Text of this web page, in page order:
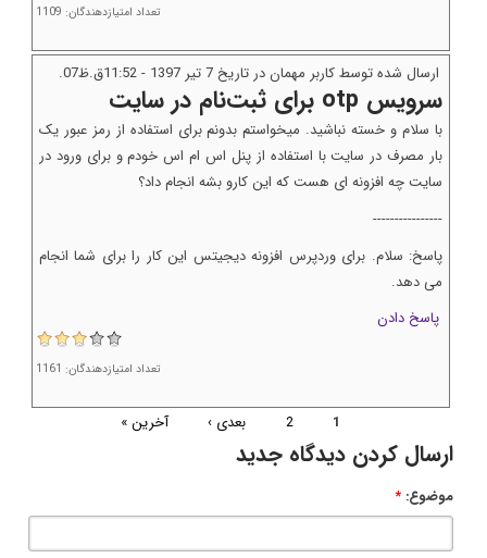
تعداد امتیازدهندگان: 1109
ارسال شده توسط کاربر مهمان در تاریخ 7 تير 1397 - 11:52ق.ظ07.
سرویس otp برای ثبت‌نام در سایت
با سلام و خسته نباشید. میخواستم بدونم برای استفاده از رمز عبور یک
بار مصرف در سایت با استفاده از پنل اس ام اس خودم و برای ورود در
سایت چه افزونه ای هست که این کارو بشه انجام داد؟
----------------
پاسخ: سلام. برای وردپرس افزونه دیجیتس این کار را برای شما انجام
می دهد.
پاسخ دادن
تعداد امتیازدهندگان: 1161
1
2 بعدی › آخرین »
ارسال کردن دیدگاه جدید
موضوع: *